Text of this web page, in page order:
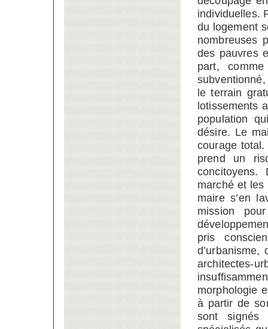
individuelles.
du logement
nombreuses
des pauvres
part,
le terrain
lotissements
population
désire. Le
courage
prend un
marché et les
maire s’en
mission
pris
architectes-
morphologie
à partir de
sont signés